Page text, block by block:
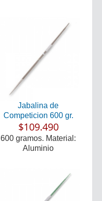
Jabalina de
Competicion 600 gr.
$109.490
600 gramos. Material:
Aluminio